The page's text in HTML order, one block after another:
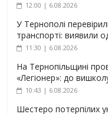
12:00 | 6.08.2026
У Тернополі
транспорті: виявили
11:30 | 6.08.2026
На Тернопільщині
«Легіонер»: до
10:43 | 6.08.2026
Шестеро потерпілих